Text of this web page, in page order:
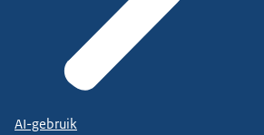
AI-gebruik